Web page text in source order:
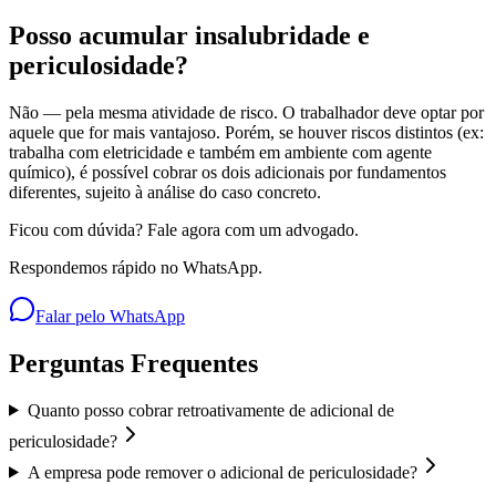
Posso acumular insalubridade e
periculosidade?
Não — pela mesma atividade de risco. O trabalhador deve optar por
aquele que for mais vantajoso. Porém, se houver riscos distintos (ex:
trabalha com eletricidade e também em ambiente com agente
químico), é possível cobrar os dois adicionais por fundamentos
diferentes, sujeito à análise do caso concreto.
Ficou com dúvida? Fale agora com um advogado.
Respondemos rápido no WhatsApp.
Falar pelo WhatsApp
Perguntas Frequentes
Quanto posso cobrar retroativamente de adicional de
periculosidade?
A empresa pode remover o adicional de periculosidade?